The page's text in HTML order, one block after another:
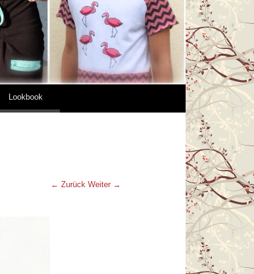
Lookbook
← Zurück Weiter →